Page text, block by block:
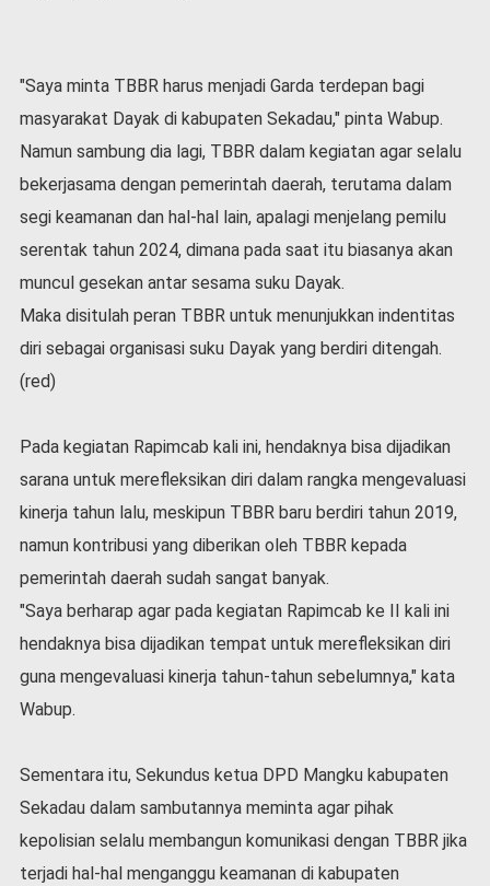
a
s
o
n
l
"Saya minta TBBR harus menjadi Garda terdepan bagi
masyarakat Dayak di kabupaten Sekadau," pinta Wabup.
Namun sambung dia lagi, TBBR dalam kegiatan agar selalu
bekerjasama dengan pemerintah daerah, terutama dalam
segi keamanan dan hal-hal lain, apalagi menjelang pemilu
serentak tahun 2024, dimana pada saat itu biasanya akan
muncul gesekan antar sesama suku Dayak.
Maka disitulah peran TBBR untuk menunjukkan indentitas
diri sebagai organisasi suku Dayak yang berdiri ditengah.
(red)
Pada kegiatan Rapimcab kali ini, hendaknya bisa dijadikan
sarana untuk merefleksikan diri dalam rangka mengevaluasi
kinerja tahun lalu, meskipun TBBR baru berdiri tahun 2019,
namun kontribusi yang diberikan oleh TBBR kepada
pemerintah daerah sudah sangat banyak.
"Saya berharap agar pada kegiatan Rapimcab ke II kali ini
hendaknya bisa dijadikan tempat untuk merefleksikan diri
guna mengevaluasi kinerja tahun-tahun sebelumnya," kata
Wabup.
Sementara itu, Sekundus ketua DPD Mangku kabupaten
Sekadau dalam sambutannya meminta agar pihak
kepolisian selalu membangun komunikasi dengan TBBR jika
terjadi hal-hal menganggu keamanan di kabupaten